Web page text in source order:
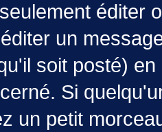
éditer
un
soit posté)
Si
un petit